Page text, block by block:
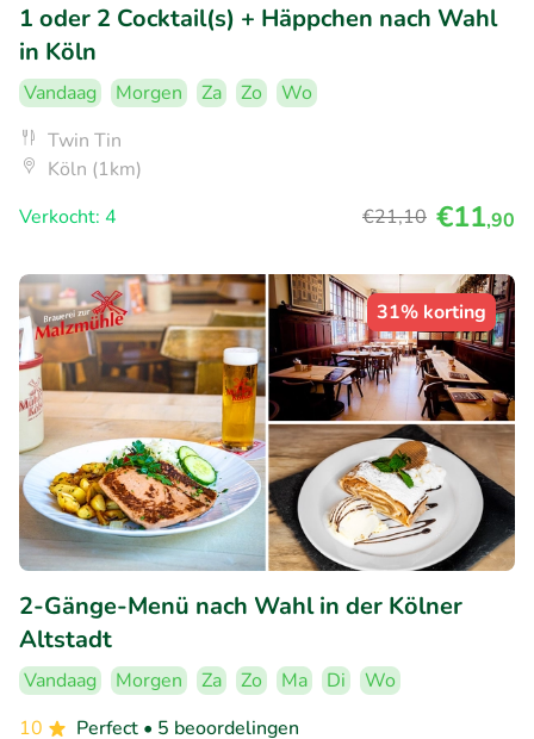
1 oder 2 Cocktail(s) + Häppchen nach Wahl
in Köln
Vandaag Morgen Za Zo
Wo
Twin Tin
Köln (1km)
Verkocht: 4
€21,10 €11,90
31% korting
2-Gänge-Menü nach Wahl in der Kölner
Altstadt
Vandaag Morgen Za Zo Ma Di
Wo
10
Perfect • 5 beoordelingen